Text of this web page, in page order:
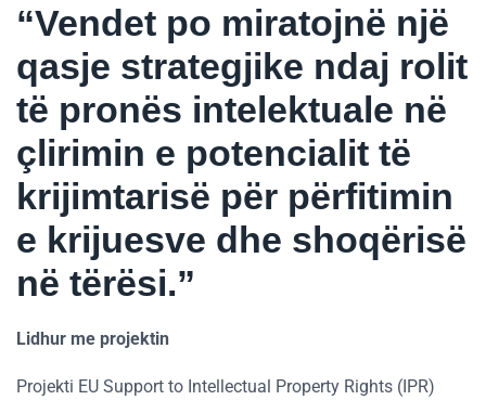
“Vendet po miratojnë një
qasje strategjike ndaj rolit
të pronës intelektuale në
çlirimin e potencialit të
krijimtarisë për përfitimin
e krijuesve dhe shoqërisë
në tërësi.”
Lidhur me projektin
Projekti EU Support to Intellectual Property Rights (IPR)